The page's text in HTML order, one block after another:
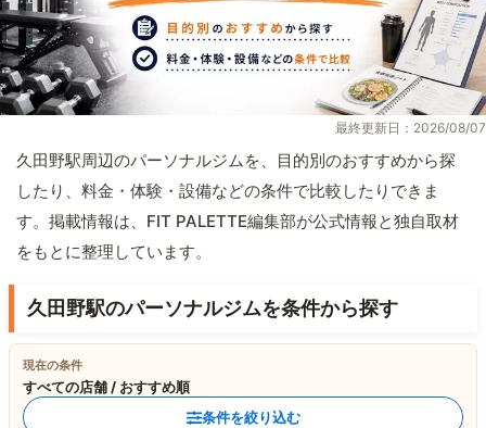
最終更新日：2026/08/07
久田野駅周辺のパーソナルジムを、目的別のおすすめから探
したり、料金・体験・設備などの条件で比較したりできま
す。掲載情報は、FIT PALETTE編集部が公式情報と独自取材
をもとに整理しています。
久田野駅のパーソナルジムを条件から探す
現在の条件
すべての店舗 / おすすめ順
条件を絞り込む